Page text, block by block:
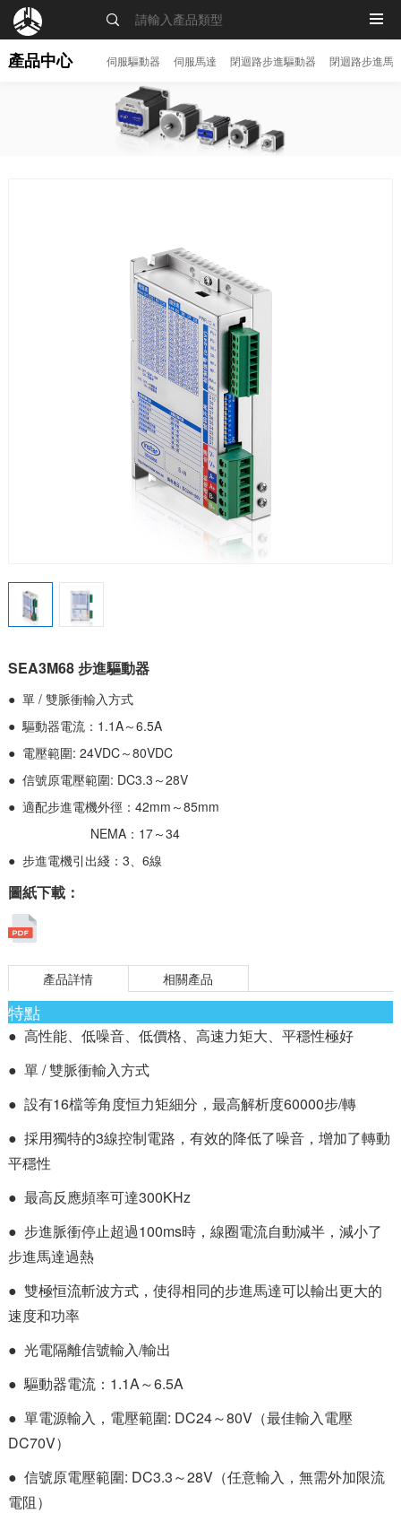
MENU
產品中心 伺服驅動器 伺服馬達 閉迴路步進驅動器 閉迴路步進馬
SEA3M68 步進驅動器
● 單 / 雙脈衝輸入方式
● 驅動器電流：1.1A～6.5A
● 電壓範圍: 24VDC～80VDC
● 信號原電壓範圍: DC3.3～28V
● 適配步進電機外徑：42mm～85mm
NEMA：17～34
● 步進電機引出綫：3、6線
圖紙下載：
產品詳情 相關產品
特點
● 高性能、低噪音、低價格、高速力矩大、平穩性極好
● 單 / 雙脈衝輸入方式
● 設有16檔等角度恒力矩細分，最高解析度60000步/轉
● 採用獨特的3線控制電路，有效的降低了噪音，增加了轉動
平穩性
● 最高反應頻率可達300KHz
● 步進脈衝停止超過100ms時，線圈電流自動減半，減小了
步進馬達過熱
● 雙極恒流斬波方式，使得相同的步進馬達可以輸出更大的
速度和功率
● 光電隔離信號輸入/輸出
● 驅動器電流：1.1A～6.5A
● 單電源輸入，電壓範圍: DC24～80V（最佳輸入電壓
DC70V）
● 信號原電壓範圍: DC3.3～28V（任意輸入，無需外加限流
電阻）